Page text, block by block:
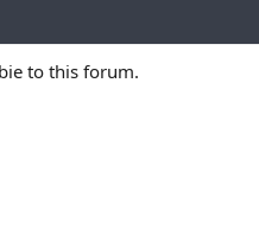
to this forum.